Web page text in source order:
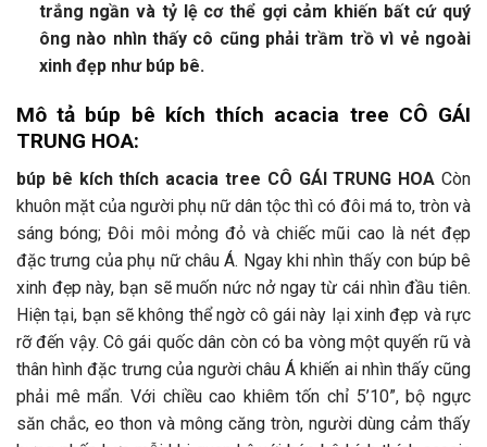
trắng ngần và tỷ lệ cơ thể gợi cảm khiến bất cứ quý
ông nào nhìn thấy cô cũng phải trầm trồ vì vẻ ngoài
xinh đẹp như búp bê.
Mô tả búp bê kích thích acacia tree CÔ GÁI
TRUNG HOA:
búp bê kích thích acacia tree CÔ GÁI TRUNG HOA Còn
khuôn mặt của người phụ nữ dân tộc thì có đôi má to, tròn và
sáng bóng; Đôi môi mỏng đỏ và chiếc mũi cao là nét đẹp
đặc trưng của phụ nữ châu Á. Ngay khi nhìn thấy con búp bê
xinh đẹp này, bạn sẽ muốn nức nở ngay từ cái nhìn đầu tiên.
Hiện tại, bạn sẽ không thể ngờ cô gái này lại xinh đẹp và rực
rỡ đến vậy. Cô gái quốc dân còn có ba vòng một quyến rũ và
thân hình đặc trưng của người châu Á khiến ai nhìn thấy cũng
phải mê mẩn. Với chiều cao khiêm tốn chỉ 5’10”, bộ ngực
săn chắc, eo thon và mông căng tròn, người dùng cảm thấy